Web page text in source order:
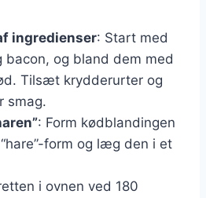
ingredienser: Start med
bacon, og bland dem med
Tilsæt krydderurter og
smag.
: Form kødblandingen
form og læg den i et
i ovnen ved 180